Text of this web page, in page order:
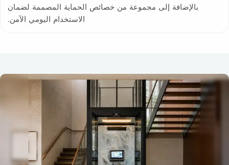
بالإضافة إلى مجموعة من خصائص الحماية المصممة لضمان
الاستخدام اليومي الآمن.